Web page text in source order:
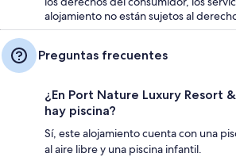
alojamiento no están sujetos al
Preguntas frecuentes
¿En Port Nature Luxury Resort
hay piscina?
Sí, este alojamiento cuenta con una
al aire libre y una piscina infantil.